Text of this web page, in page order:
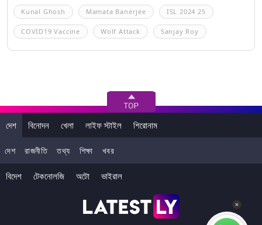
Kunal Ghosh Mamata Banerjee ISL 2024 25
COVID19 Vaccine Wolf Attack Sanjay Roy
দেশ বিনোদন খেলা লাইফ স্টাইল শিরোনাম
দেশ রাজনীতি তথ্য শিক্ষা খবর
বিদেশ টেকনোলজি অটো ভাইরাল